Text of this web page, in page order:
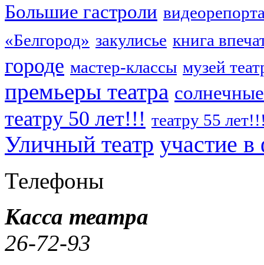
Большие гастроли
«Белгород» закулисье книга
городе мастер-классы музей
премьеры театра
театру 50 лет!!! театру 55
Уличный театр участие в
Телефоны
Касса театра
26-72-93